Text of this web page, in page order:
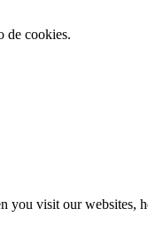
de cookies.
you visit our